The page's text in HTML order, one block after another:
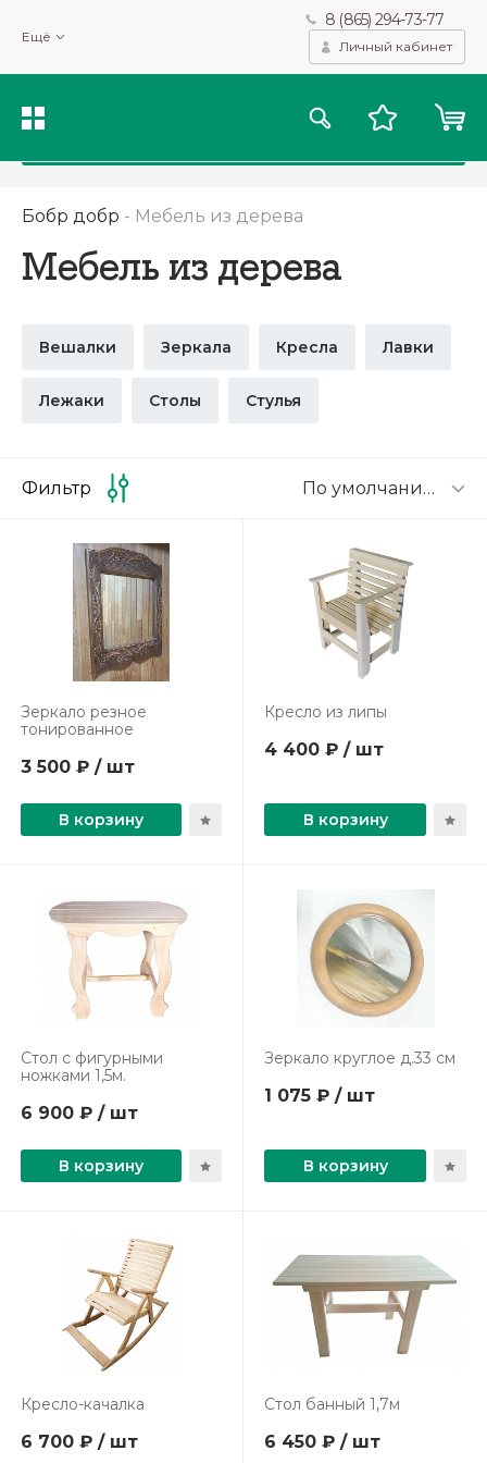
Ещё
8 (865) 294-73-77
Личный кабинет
Бобр добр - Мебель из дерева
Мебель из дерева
Вешалки Зеркала Кресла Лавки
Лежаки Столы Стулья
По умолчанию
Фильтр
Зеркало резное
тонированное
3 500 ₽ / шт
В корзину
Кресло из липы
4 400 ₽ / шт
В корзину
Стол с фигурными
ножками 1,5м.
6 900 ₽ / шт
В корзину
Зеркало круглое д.33 см
1 075 ₽ / шт
В корзину
Кресло-качалка
6 700 ₽ / шт
Стол банный 1,7м
6 450 ₽ / шт
Мы используем файлы cookie и другие подобные технологии
для получения данных с целью сбора статистики, повышения
качества рекомендаций и предоставления вам возможности
персонализированного просмотра.Подробнее